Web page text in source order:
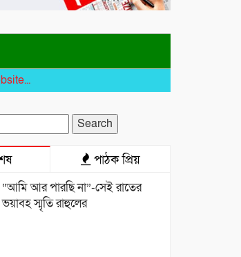
পাঠক প্রিয়
“আমি আর পারছি না”-সেই রাতের
ভয়াবহ স্মৃতি রাহুলের